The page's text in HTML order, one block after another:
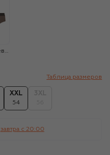
Коричневый
Таблица размеров
XXL
54
завтра c 20:00